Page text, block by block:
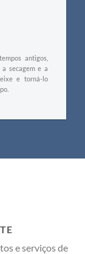
antigos,
a secagem e a
e torná-lo
e serviços de